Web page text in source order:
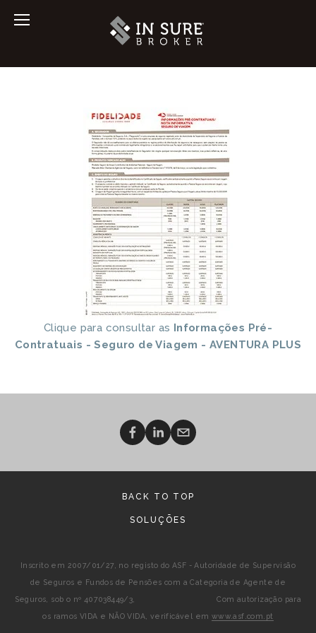
Clique para consultar as Informações Pré-
Contratuais - Seguro de Viagem - AVENTURA PLUS
BACK TO TOP
SOLUÇÕES
Inscrito em 2007/01/27, no registo do ASF - Autoridade de Supervisão
de Seguros e Fundos de Pensões com a Categoria de Agente de
Seguros, sob o nº 407038449/3, Com autorização para
os ramos VIDA e NÃO VIDA, verificável em www.asf.com.pt